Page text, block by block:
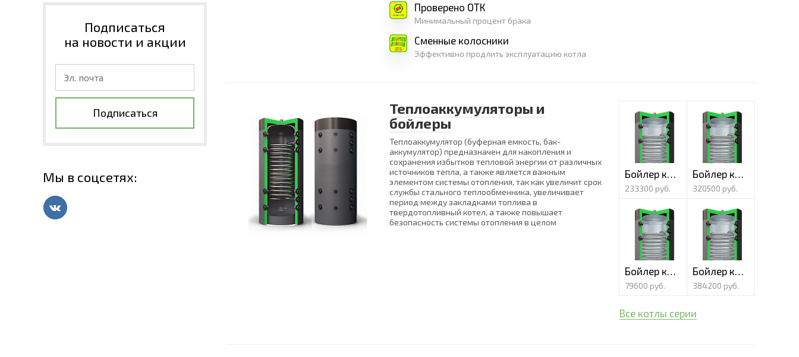
Подписаться
на новости и акции
Подписаться
Мы в соцсетях:
Проверено ОТК
Минимальный процент брака
Сменные колосники
Эффективно продлить эксплуатацию котла
Теплоаккумуляторы и
бойлеры
Теплоаккумулятор (буферная емкость, бак-
аккумулятор) предназначен для накопления и
сохранения избытков тепловой энергии от различных
источников тепла, а также является важным
элементом системы отопления, так как увеличит срок
службы стального теплообменника, увеличивает
период между закладками топлива в
твердотопливный котел, а также повышает
безопасность системы отопления в целом
Бойлер косвенного нагрева (нерж.) Classic 1000 литров
233300 руб.
Бойлер косвенного нагрева (нерж.) Classic 1500 литров
320500 руб.
Бойлер косвенного нагрева (нерж.) Classic 200 литров
79600 руб.
Бойлер косвенного нагрева (нерж.) Classic 2000 литров
384200 руб.
Все котлы серии